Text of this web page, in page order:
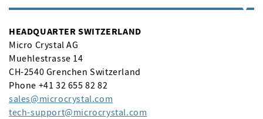
HEADQUARTER SWITZERLAND
Micro Crystal AG
Muehlestrasse 14
CH-2540 Grenchen Switzerland
Phone +41 32 655 82 82
sales
microcrystal com
tech-support
microcrystal com